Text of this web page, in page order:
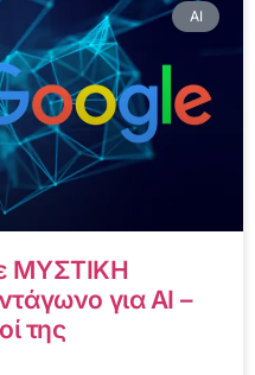
AI
ΜΥΣΤΙΚΗ
για AI –
της